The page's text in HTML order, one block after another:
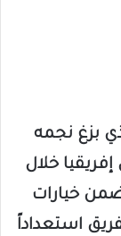
بزغ نجمه
خلال
ضمن خيارات
استعداداً